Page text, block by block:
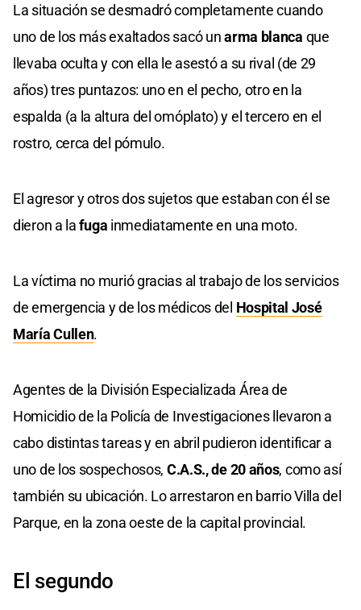
La situación se desmadró completamente cuando
uno de los más exaltados sacó unarma blanca que
llevaba oculta y con ella le asestó a su rival (de 29
años) tres puntazos: uno en el pecho, otro en la
espalda (a la altura del omóplato) y el tercero en el
rostro, cerca del pómulo.
El agresor y otros dos sujetos que estaban con él se
dieron a lafuga inmediatamente en una moto.
La víctima no murió gracias al trabajo de los servicios
de emergencia y de los médicos del Hospital José
María Cullen.
Agentes de la División Especializada Área de
Homicidio de la Policía de Investigaciones llevaron a
cabo distintas tareas y en abril pudieron identificar a
uno de los sospechosos, C.A.S., de 20 años, como así
también su ubicación. Lo arrestaron en barrio Villa del
Parque, en la zona oeste de la capital provincial.
El segundo